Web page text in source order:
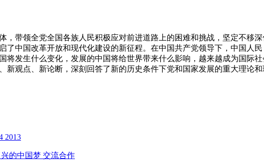
，带领全党全国各族人民积极应对前进道路上的困难和挑战，坚定不移
中国改革开放和现代化建设的新征程。在中国共产党领导下，中国人
将发生什么变化，发展的中国将给世界带来什么影响，越来越成为国际
新观点、新论断，深刻回答了新的历史条件下党和国家发展的重大理论
2013
的中国梦 交流合作